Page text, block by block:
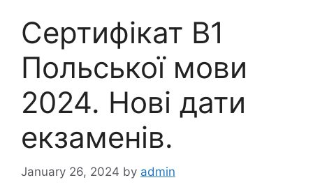
Сертифікат B1
Польської мови
2024. Нові дати
екзаменів.
January 26, 2024 by admin